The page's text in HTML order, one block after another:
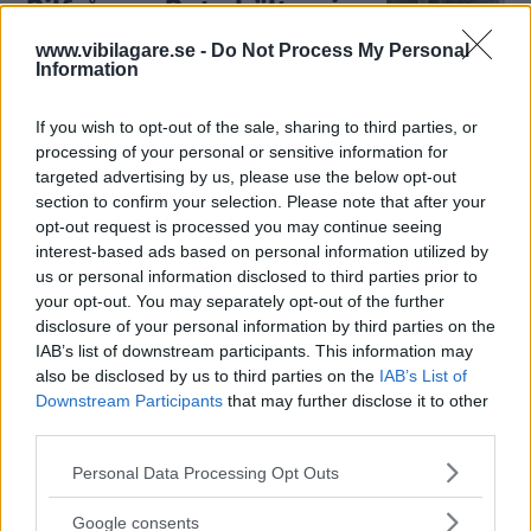
www.vibilagare.se - Do Not Process My Personal
Information
If you wish to opt-out of the sale, sharing to third parties, or
processing of your personal or sensitive information for
targeted advertising by us, please use the below opt-out
section to confirm your selection. Please note that after your
opt-out request is processed you may continue seeing
interest-based ads based on personal information utilized by
us or personal information disclosed to third parties prior to
your opt-out. You may separately opt-out of the further
disclosure of your personal information by third parties on the
IAB’s list of downstream participants. This information may
also be disclosed by us to third parties on the IAB’s List of
Downstream Participants that may further disclose it to other
Please note that this website/app uses one or more Google
not limited to your visit or usage behaviour. You may click to
Personal Data Processing Opt Outs
Google consents
Bilfrågan: Byta bälten i
Saab 9-3?
konkurs?" Vi Bilägare svarar.
1 kommentarer Gasa (6) Bromsa (7)
Bilfrågan: Risker med
billigare olja?
BILFRÅGAN 27 januari 2014
"Finns det några risker att
använda en olja som är en tredjedel så dyr som oljan
verkstaden använder?" Vi Bilägare svarar.
27 kommentarer Gasa (5) Bromsa (9)
Bilfrågan: När ska